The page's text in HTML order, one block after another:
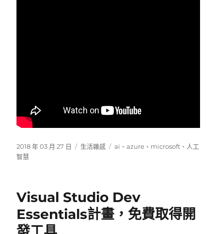
發
佈
2018 年 03 月 27 日
分
生活雜感
標
ai 、azure 、 microsoft 、 人工
智慧
Visual Studio Dev
Essentials計畫，免費取得開